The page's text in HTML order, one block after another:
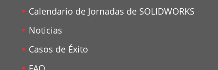
Calendario de Jornadas de SOLIDWORKS
Noticias
Casos de Éxito